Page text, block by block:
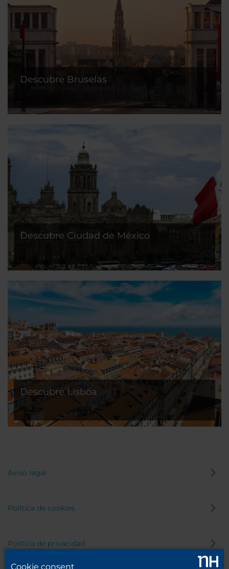
Descubre Bruselas
Descubre Ciudad de México
Descubre Lisboa
Aviso legal
Política de cookies
Política de privacidad
Cookie consent